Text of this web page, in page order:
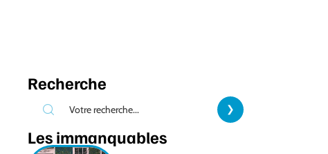
Recherche
Les immanquables